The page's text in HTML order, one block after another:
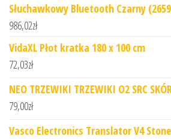
Słuchawkowy Bluetooth Czarny
986,02zł
VidaXL Płot kratka 180 x 100 cm
72,03zł
NEO TRZEWIKI TRZEWIKI O2 SRC
79,00zł
Vasco Electronics Translator V4